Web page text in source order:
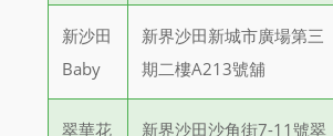
新沙田
Baby
新界沙田新城市廣場第三
期二樓A213號舖
翠華花
新界沙田沙角街7-11號翠